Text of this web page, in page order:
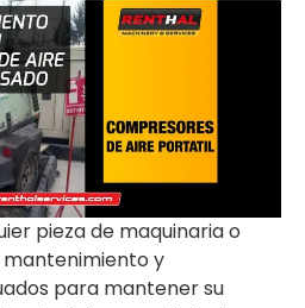
pieza de maquinaria o
mantenimiento y
para mantener su